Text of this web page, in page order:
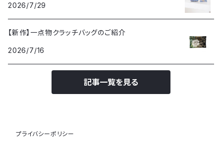
2026/7/29
【新作】一点物クラッチバッグのご紹介
2026/7/16
記事一覧を見る
プライバシーポリシー